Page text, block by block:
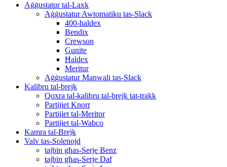
Aġġustatur tal-Laxk
Aġġustatur Awtomatiku tas-Slack
400-haldex
Bendix
Crewson
Gunite
Ħaldex
Meritur
Aġġustatur Manwali tas-Slack
Kalibru tal-brejk
Qoxra tal-kalibru tal-brejk tat-trakk
Partijiet Knorr
Partijiet tal-Meritor
Partijiet tal-Wabco
Kamra tal-Brejk
Valv tas-Solenojd
tajbin għas-Serje Benz
tajbin għas-Serje Daf